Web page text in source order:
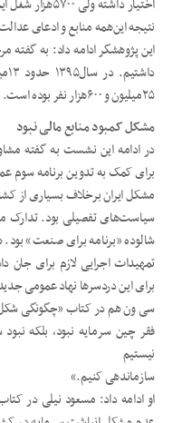
اختیار داشته
نتیجه این‌همه منابع و ادعای
۲۵‌میلیون و ۶۰۰‌هزار نفر بوده است.
مشکل کمبود منابع مالی نبود
برای کمک به تدوین برنامه سوم
مشکل ایران برخلاف بسیاری از
سیاست‌های تفصیلی بود. تدارک
شالوده «برنامه برای صنعت»
تمهیدات اجرایی لازم برای
برای این دردسرها نهاد عمومی
سی ون هم در کتاب «چگونگی
فقر چین سرمایه نبود، بلکه
نیستیم
سازماندهی کنیم.»
او ادامه داد: مسعود نیلی در